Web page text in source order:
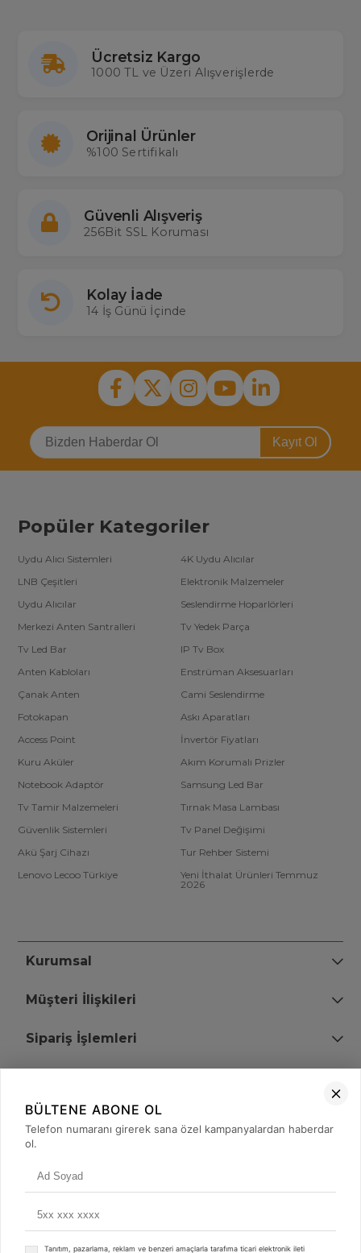
Ücretsiz Kargo
1000 TL ve Üzeri Alışverişlerde
Orijinal Ürünler
%100 Sertifikalı
Güvenli Alışveriş
256Bit SSL Koruması
Kolay İade
14 İş Günü İçinde
Kayıt Ol
Popüler Kategoriler
Uydu Alıcı Sistemleri
4K Uydu Alıcılar
LNB Çeşitleri
Elektronik Malzemeler
Uydu Alıcılar
Seslendirme Hoparlörleri
Merkezi Anten Santralleri
Tv Yedek Parça
Tv Led Bar
IP Tv Box
Anten Kabloları
Enstrüman Aksesuarları
Çanak Anten
Cami Seslendirme
Fotokapan
Askı Aparatları
Access Point
İnvertör Fiyatları
Kuru Aküler
Akım Korumalı Prizler
Notebook Adaptör
Samsung Led Bar
Tv Tamir Malzemeleri
Tırnak Masa Lambası
Güvenlik Sistemleri
Tv Panel Değişimi
Akü Şarj Cihazı
Tur Rehber Sistemi
Lenovo Lecoo Türkiye
Yeni İthalat Ürünleri Temmuz
2026
Kurumsal
Müşteri İlişkileri
Sipariş İşlemleri
+90 (850) 473 08 08
BÜLTENE ABONE OL
Telefon numaranı girerek sana özel kampanyalardan haberdar
ol.
Tanıtım, pazarlama, reklam ve benzeri amaçlarla tarafıma ticari elektronik ileti